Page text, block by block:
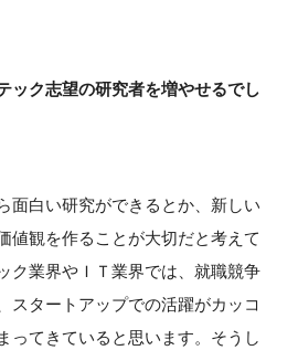
ク志望の研究者を増やせるでし
面白い研究ができるとか、新しい
値観を作ることが大切だと考えて
ク業界やＩＴ業界では、就職競争
スタートアップでの活躍がカッコ
ってきていると思います。そうし